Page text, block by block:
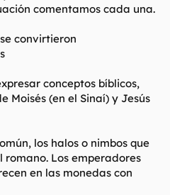
comentamos cada una.
convirtieron
conceptos bíblicos,
Moisés (en el Sinaí) y Jesús
los halos o nimbos que
Los emperadores
en las monedas con